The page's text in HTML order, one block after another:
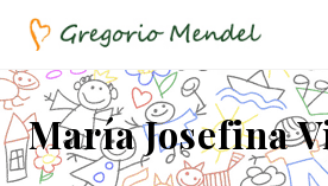
Menu
Saltar
contenido
principal
Saltar
la
barra
lateral
principal
Asociación
Civil
María Josefina